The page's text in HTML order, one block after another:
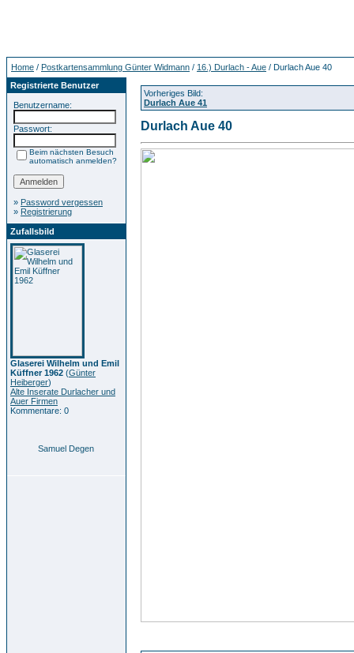
Home / Postkartensammlung Günter Widmann / 16.) Durlach - Aue / Durlach Aue 40
Registrierte Benutzer
Benutzername:
Passwort:
Beim nächsten Besuch
automatisch anmelden?
» Password vergessen
» Registrierung
Zufallsbild
Glaserei Wilhelm und Emil
Küffner 1962 (Günter
Heiberger)
Alte Inserate Durlacher und
Auer Firmen
Kommentare: 0
Samuel Degen
Vorheriges Bild:
Durlach Aue 41
Durlach Aue 40